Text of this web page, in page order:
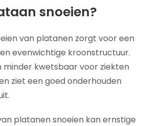
snoeien?
van platanen zorgt voor een
evenwichtige kroonstructuur.
minder kwetsbaar voor ziekten
ziet een goed onderhouden
platanen snoeien kan ernstige